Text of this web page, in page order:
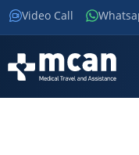
Video Call